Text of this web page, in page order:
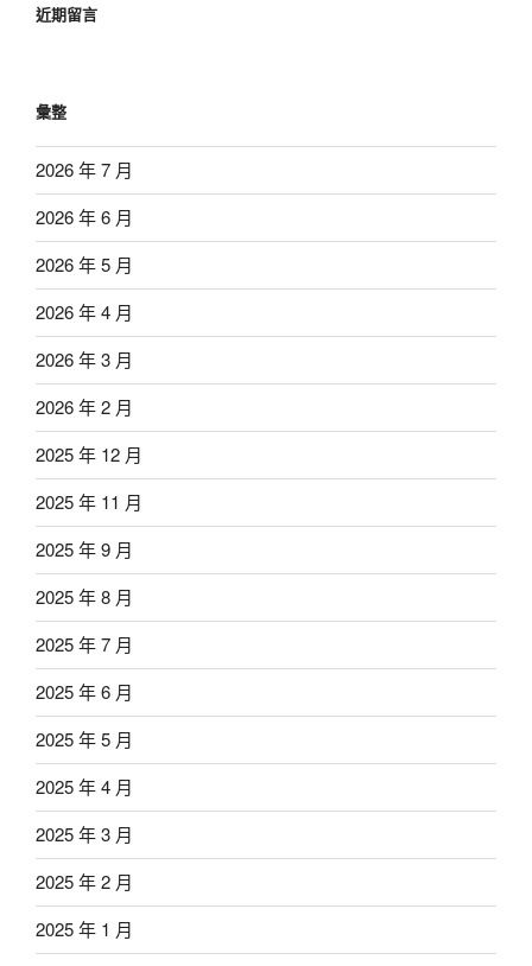
近期留言
彙整
2026 年 7 月
2026 年 6 月
2026 年 5 月
2026 年 4 月
2026 年 3 月
2026 年 2 月
2025 年 12 月
2025 年 11 月
2025 年 9 月
2025 年 8 月
2025 年 7 月
2025 年 6 月
2025 年 5 月
2025 年 4 月
2025 年 3 月
2025 年 2 月
2025 年 1 月